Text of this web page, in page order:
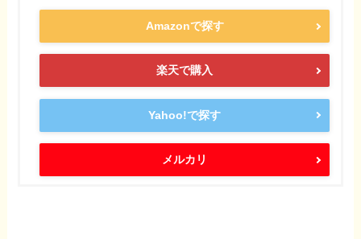
Amazonで探す
楽天で購入
Yahoo!で探す
メルカリ